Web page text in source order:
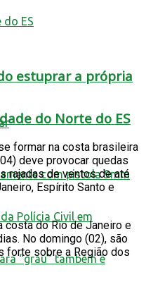
estuprar a própria
do Norte do ES
formar na costa brasileira
deve provocar quedas
rajadas de ventos de até
Espírito Santo e
costa do Rio de Janeiro e
No domingo (02), são
forte sobre a Região dos